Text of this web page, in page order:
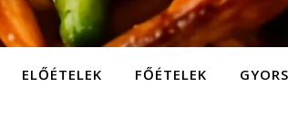
ELŐÉTELEK FŐÉTELEK